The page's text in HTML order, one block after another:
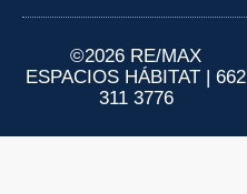
©2026 RE/MAX
ESPACIOS HÁBITAT | 662
311 3776